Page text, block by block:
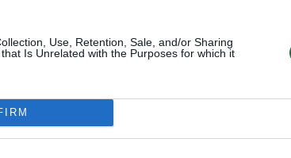
Use, Retention, Sale, and/or Sharing
Is Unrelated with the Purposes for which it
ir
saugumui – atakų skaičius
ketvirtadaliu
00:00:57
Kariuomenės atstovas įspėjo